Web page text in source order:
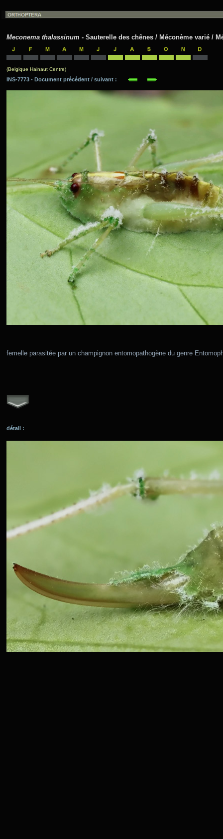
Meconema thalassinum - Sauterelle des chênes / Méconème varié /
(Belgique Hainaut Centre)
INS-7773 - Document précédent / suivant :
femelle parasitée par un champignon entomopathogène du genre
détail :